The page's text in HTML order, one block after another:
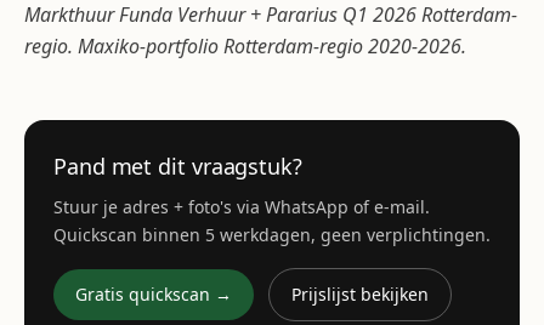
Markthuur Funda Verhuur + Pararius Q1 2026 Rotterdam-
regio. Maxiko-portfolio Rotterdam-regio 2020-2026.
Pand met dit vraagstuk?
Stuur je adres + foto's via WhatsApp of e-mail.
Quickscan binnen 5 werkdagen, geen verplichtingen.
Gratis quickscan → Prijslijst bekijken